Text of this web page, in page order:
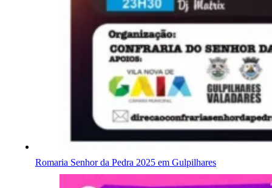
Romaria Senhor da Pedra 2025 em Gulpilhares